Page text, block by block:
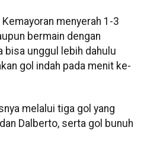
menyerah 1-3
bermain dengan
bisa unggul lebih dahulu
gol indah pada menit ke-
melalui tiga gol yang
Dalberto, serta gol bunuh